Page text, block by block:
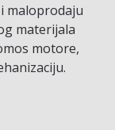
maloprodaju
materijala
motore,